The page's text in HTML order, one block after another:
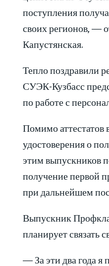
поступления
своих регионов, —
Капустянская.
Тепло поздравили
СУЭК-Кузбасс
по работе с
Помимо
удостоверения о
этим выпускников
получение первой
при дальнейшем
Выпускник
планирует связать
— За эти два года я